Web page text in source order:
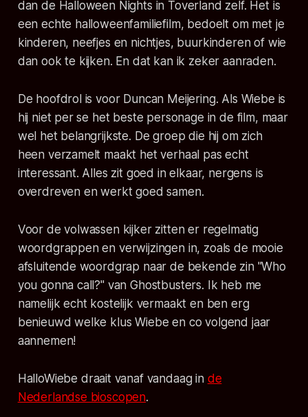
dan de Halloween Nights in Toverland zelf. Het is
een echte halloweenfamiliefilm, bedoelt om met je
kinderen, neefjes en nichtjes, buurkinderen of wie
dan ook te kijken. En dat kan ik zeker aanraden.
De hoofdrol is voor Duncan Meijering. Als Wiebe is
hij niet per se het beste personage in de film, maar
wel het belangrijkste. De groep die hij om zich
heen verzamelt maakt het verhaal pas echt
interessant. Alles zit goed in elkaar, nergens is
overdreven en werkt goed samen.
Voor de volwassen kijker zitten er regelmatig
woordgrappen en verwijzingen in, zoals de mooie
afsluitende woordgrap naar de bekende zin "Who
you gonna call?" vanGhostbusters. Ik heb me
namelijk echt kostelijk vermaakt en ben erg
benieuwd welke klus Wiebe en co volgend jaar
aannemen!
HalloWiebe draait vanaf vandaag in de
Nederlandse bioscopen.